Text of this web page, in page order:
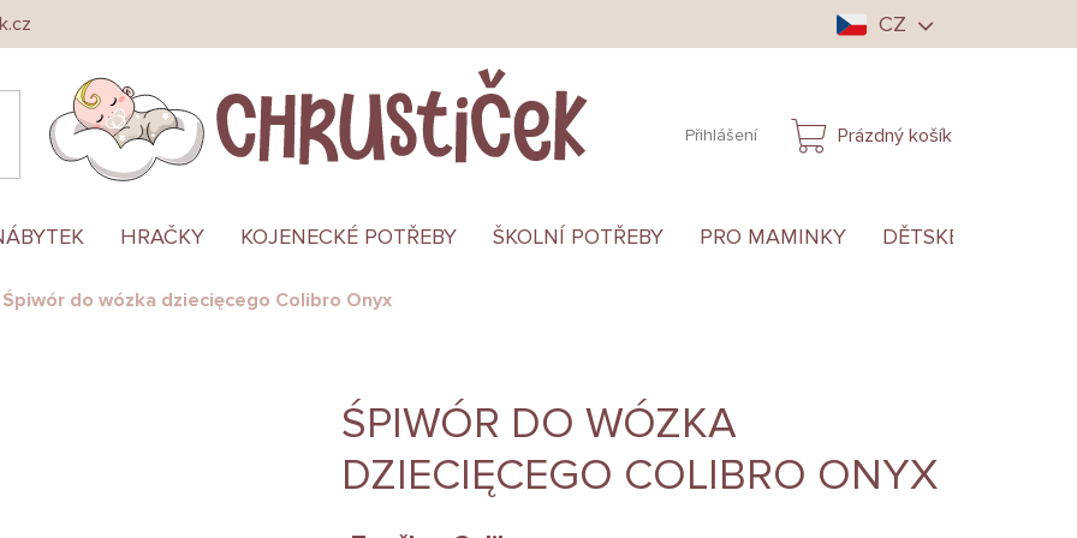
CZ
Přihlášení
NÁKUPNÍ
Prázdný košík
HRAČKY KOJENECKÉ POTŘEBY ŠKOLNÍ POTŘEBY PRO MAMINKY DĚTSKÉ OBLEČENÍ
Śpiwór do wózka dziecięcego Colibro Onyx
ŚPIWÓR DO WÓZKA
DZIECIĘCEGO COLIBRO ONYX